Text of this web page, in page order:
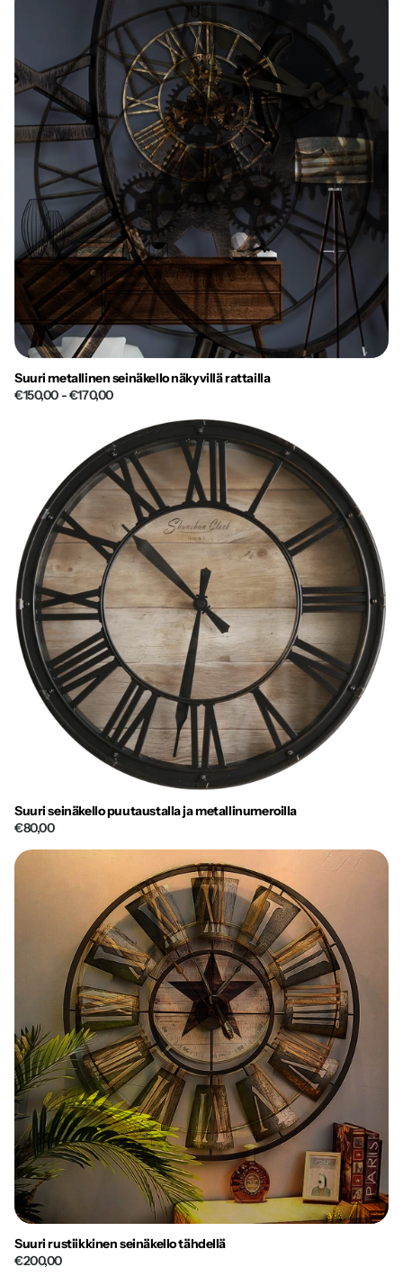
Suuri metallinen seinäkello näkyvillä rattailla
€150,00 - €170,00
Suuri seinäkello puutaustalla ja metallinumeroilla
€80,00
Suuri rustiikkinen seinäkello tähdellä
€200,00